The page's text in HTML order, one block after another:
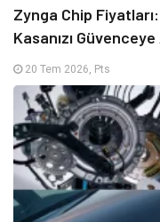
Zynga Chip
Kasanızı Güvenceye
20 Tem 2026, Pts